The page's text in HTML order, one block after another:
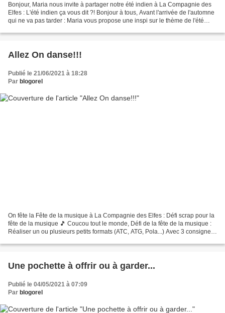
Bonjour, Maria nous invite à partager notre été indien à La Compagnie des
Elfes : L'été indien ça vous dit ?! Bonjour à tous, Avant l'arrivée de l'automne
qui ne va pas tarder : Maria vous propose une inspi sur le thème de l'été
Allez On danse!!!
Publié le 21/06/2021 à 18:28
Par blogorel
On fête la Fête de la musique à La Compagnie des Elfes : Défi scrap pour la
fête de la musique 🎵 Coucou tout le monde, Défi de la fête de la musique :
Réaliser un ou plusieurs petits formats (ATC, ATG, Pola...) Avec 3 consignes
Une pochette à offrir ou à garder...
Publié le 04/05/2021 à 07:09
Par blogorel